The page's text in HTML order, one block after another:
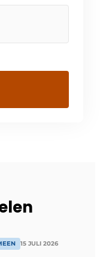
15 JULI 2026